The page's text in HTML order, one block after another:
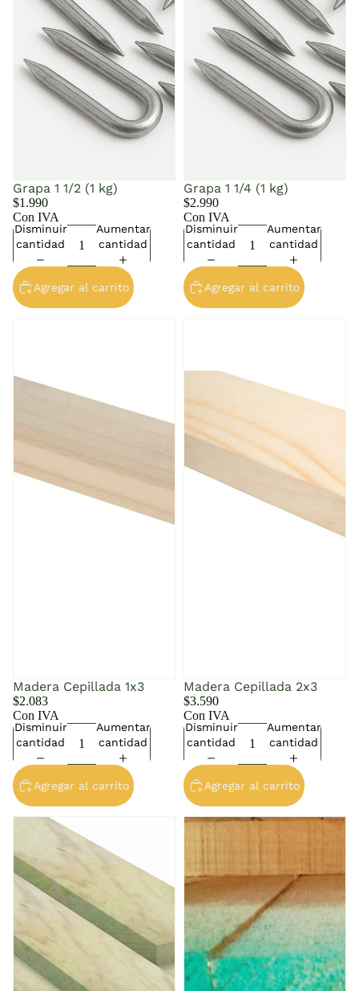
Grapa 1 1/2 (1 kg)
$1.990
Con IVA
Disminuir
cantidad
Aumentar
cantidad
Agregar al carrito
Grapa 1 1/4 (1 kg)
$2.990
Con IVA
Disminuir
cantidad
Aumentar
cantidad
Agregar al carrito
Madera Cepillada 1x3
$2.083
Con IVA
Disminuir
cantidad
Aumentar
cantidad
Agregar al carrito
Madera Cepillada 2x3
$3.590
Con IVA
Disminuir
cantidad
Aumentar
cantidad
Agregar al carrito
Madera Impregnada 2x2 Madera Verde 1x4 x 3.20m